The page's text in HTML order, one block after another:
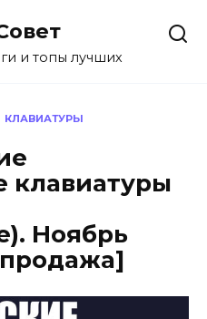
и топы лучших
КЛАВИАТУРЫ
клавиатуры
Ноябрь